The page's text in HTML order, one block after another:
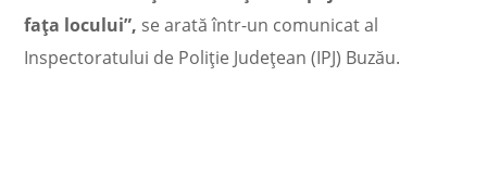
fața locului”, se arată într-un comunicat al
Inspectoratului de Poliţie Judeţean (IPJ) Buzău.